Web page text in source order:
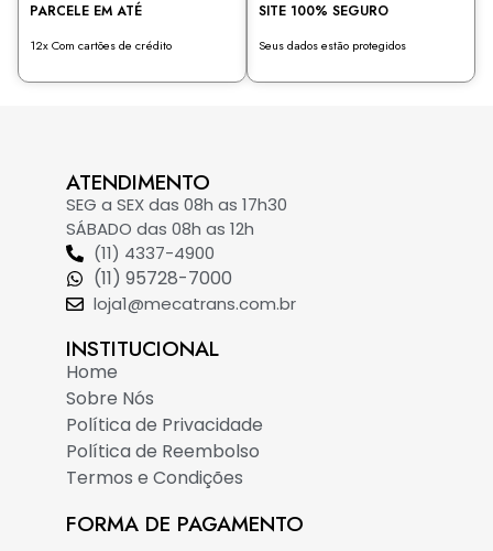
PARCELE EM ATÉ
12x Com cartões de crédito
SITE 100% SEGURO
Seus dados estão protegidos
ATENDIMENTO
SEG a SEX das 08h as 17h30
SÁBADO das 08h as 12h
(11) 4337-4900
(11) 95728-7000
loja1@mecatrans.com.br
INSTITUCIONAL​
Home
Sobre Nós
Política de Privacidade
Política de Reembolso
Termos e Condições
FORMA DE PAGAMENTO